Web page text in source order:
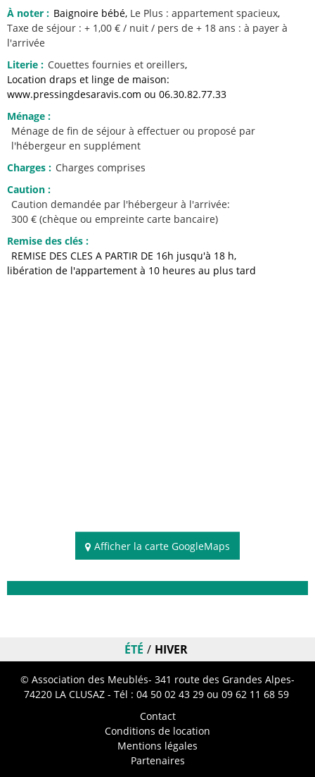
À noter : Baignoire bébé Le Plus : appartement spacieux
Taxe de séjour : + 1,00 € / nuit / pers de + 18 ans : à payer à
l'arrivée
Literie : Couettes fournies et oreillers
Location draps et linge de maison:
www.pressingdesaravis.com ou 06.30.82.77.33
Ménage :
Ménage de fin de séjour à effectuer ou proposé par
l'hébergeur en supplément
Charges : Charges comprises
Caution :
Caution demandée par l'hébergeur à l'arrivée:
300 € (chèque ou empreinte carte bancaire)
Remise des clés :
REMISE DES CLES A PARTIR DE 16h jusqu'à 18 h
libération de l'appartement à 10 heures au plus tard
Afficher la carte GoogleMaps
ÉTÉ HIVER
© Association des Meublés- 341 route des Grandes Alpes-
74220 LA CLUSAZ - Tél : 04 50 02 43 29ou 09 62 11 68 59
Contact
Conditions de location
Mentions légales
Partenaires